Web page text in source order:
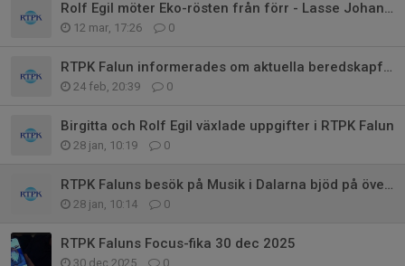
Rolf Egil möter Eko-rösten från förr - Lasse Johanson
12 mar, 17:26 0
RTPK Falun informerades om aktuella beredskapfrågor
24 feb, 20:39 0
Birgitta och Rolf Egil växlade uppgifter i RTPK Falun
28 jan, 10:19 0
RTPK Faluns besök på Musik i Dalarna bjöd på överraskningar
28 jan, 10:14 0
RTPK Faluns Focus-fika 30 dec 2025
30 dec 2025 0